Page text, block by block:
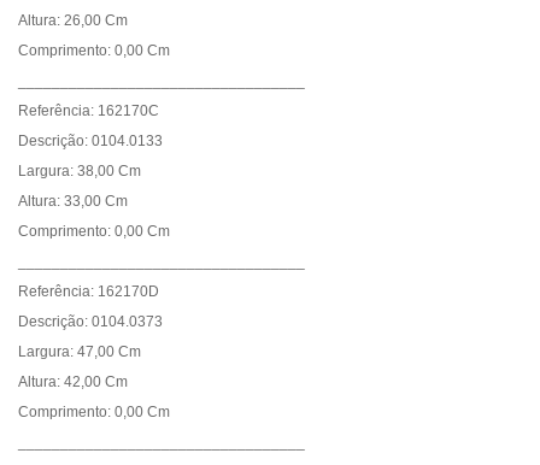
Altura: 26,00 Cm
Comprimento: 0,00 Cm
Referência: 162170C
Descrição: 0104.0133
Largura: 38,00 Cm
Altura: 33,00 Cm
Comprimento: 0,00 Cm
Referência: 162170D
Descrição: 0104.0373
Largura: 47,00 Cm
Altura: 42,00 Cm
Comprimento: 0,00 Cm